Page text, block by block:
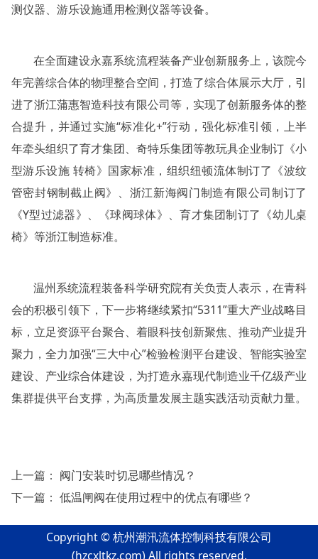
测仪器、游乐设施通用检测仪器等设备。
在全面建设永嘉系统流程装备产业创新服务上，该院今
年完善综合体的物理整合空间，打造了综合体展示大厅，引
进了浙江蒲惠智造科技有限公司等，实现了创新服务体的整
合提升，并通过实施“标准化+”行动，强化标准引领，上半
年牵头组织了育才集团、奇特乐集团等教玩具企业制订《小
型游乐设施 转椅》国家标准，组织纽顿流体制订了《波纹
管密封钢制截止阀》、浙江新海阀门制造有限公司制订了
《Y型过滤器》、《球阀球体》、育才集团制订了《幼儿桌
椅》等浙江制造标准。
温州系统流程装备科学研究院有关负责人表示，在青科
会的积极引领下，下一步将继续紧扣“5311”重大产业战略目
标，立足资源平台聚合、着眼科技创新聚焦、推动产业提升
聚力，全力加强“三大中心”检验检测平台建设、智能实验室
建设、产业综合体建设，为打造永嘉现代制造业千亿级产业
集群提供平台支撑，为高质量发展主题实践活动贡献力量。
上一篇： 阀门安装时切忌哪些情况？
下一篇： 低温闸阀在使用过程中的优点有哪些？
Copyright © 杭州潮汛流体控制科技有限公司
(hzcxltkz.com) All rights reserved.